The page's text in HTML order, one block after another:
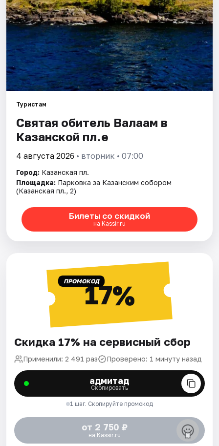
Туристам
Святая обитель Валаам в
Казанской пл.е
4 августа 2026 • вторник • 07:00
Город: Казанская пл.
Площадка: Парковка за Казанским собором
(Казанская пл., 2)
Билеты со скидкой
на Kassir.ru
ПРОМОКОД17%
Скидка 17% на сервисный сбор
Применили: 2 491 раз Проверено: 1 минуту назад
адмитад
Скопировать
1 шаг. Скопируйте промокод
от 2 750 ₽
на Kassir.ru